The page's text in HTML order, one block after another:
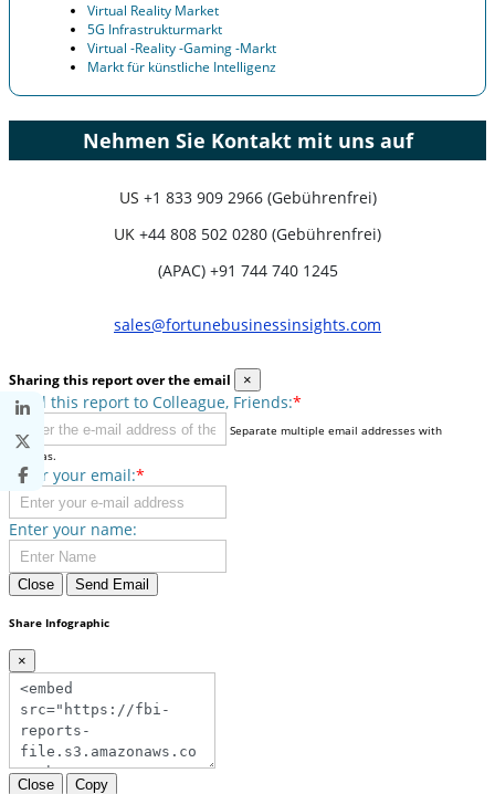
Virtual Reality Market
5G Infrastrukturmarkt
Virtual -Reality -Gaming -Markt
Markt für künstliche Intelligenz
Nehmen Sie Kontakt mit uns auf
US +1 833 909 2966 (Gebührenfrei)
UK +44 808 502 0280 (Gebührenfrei)
(APAC) +91 744 740 1245
sales@fortunebusinessinsights.com
Sharing this report over the email ×
Send this report to Colleague, Friends:*
Separate multiple email addresses with
commas.
Enter your email:*
Enter your name:
Close Send Email
Share Infographic
×
Close Copy